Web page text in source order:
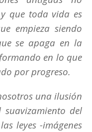
que toda vida es
empieza siendo
se apaga en la
en lo que
por progreso.
una ilusión
suavizamiento del
leyes -imágenes